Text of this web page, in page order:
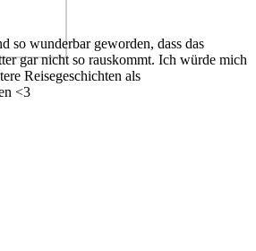
so wunderbar geworden, dass das
gar nicht so rauskommt. Ich würde mich
Reisegeschichten als
<3